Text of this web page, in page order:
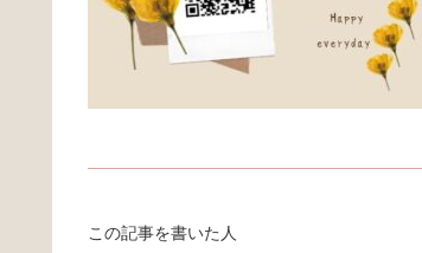
この記事を書いた人